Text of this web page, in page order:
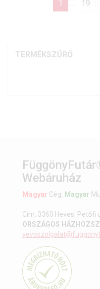
1 19
TERMÉKSZŰRŐ
Webáruház
Magyar Cég, Magyar
Cím: 3360 Heves, Petőfi
ORSZÁGOS